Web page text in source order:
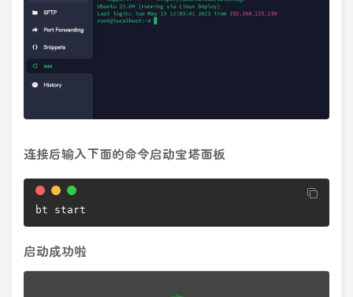
连接后输入下面的命令启动宝塔面板
bt start
启动成功啦